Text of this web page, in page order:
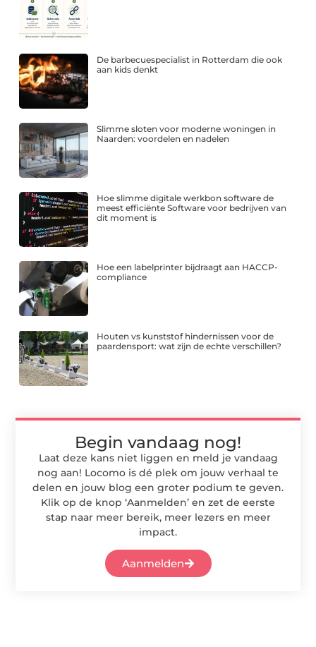
De barbecuespecialist in Rotterdam die ook
aan kids denkt
Slimme sloten voor moderne woningen in
Naarden: voordelen en nadelen
Hoe slimme digitale werkbon software de
meest efficiënte Software voor bedrijven van
dit moment is
Hoe een labelprinter bijdraagt aan HACCP-
compliance
Houten vs kunststof hindernissen voor de
paardensport: wat zijn de echte verschillen?
Begin vandaag nog!
Laat deze kans niet liggen en meld je vandaag
nog aan! Locomo is dé plek om jouw verhaal te
delen en jouw blog een groter podium te geven.
Klik op de knop ‘Aanmelden’ en zet de eerste
stap naar meer bereik, meer lezers en meer
impact.
Aanmelden